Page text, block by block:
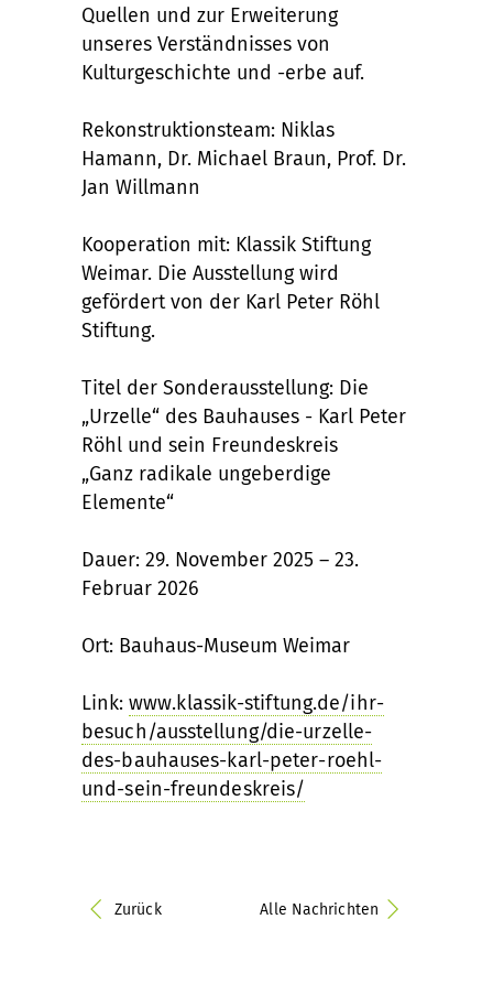
Quellen und zur Erweiterung
unseres Verständnisses von
Kulturgeschichte und -erbe auf.
Rekonstruktionsteam: Niklas
Hamann, Dr. Michael Braun, Prof. Dr.
Jan Willmann
Kooperation mit: Klassik Stiftung
Weimar. Die Ausstellung wird
gefördert von der Karl Peter Röhl
Stiftung.
Titel der Sonderausstellung: Die
„Urzelle“ des Bauhauses - Karl Peter
Röhl und sein Freundeskreis
„Ganz radikale ungeberdige
Elemente“
Dauer: 29. November 2025 – 23.
Februar 2026
Ort: Bauhaus-Museum Weimar
Link: www.klassik-stiftung.de/ihr-
besuch/ausstellung/die-urzelle-
des-bauhauses-karl-peter-roehl-
und-sein-freundeskreis/
Zurück Alle Nachrichten